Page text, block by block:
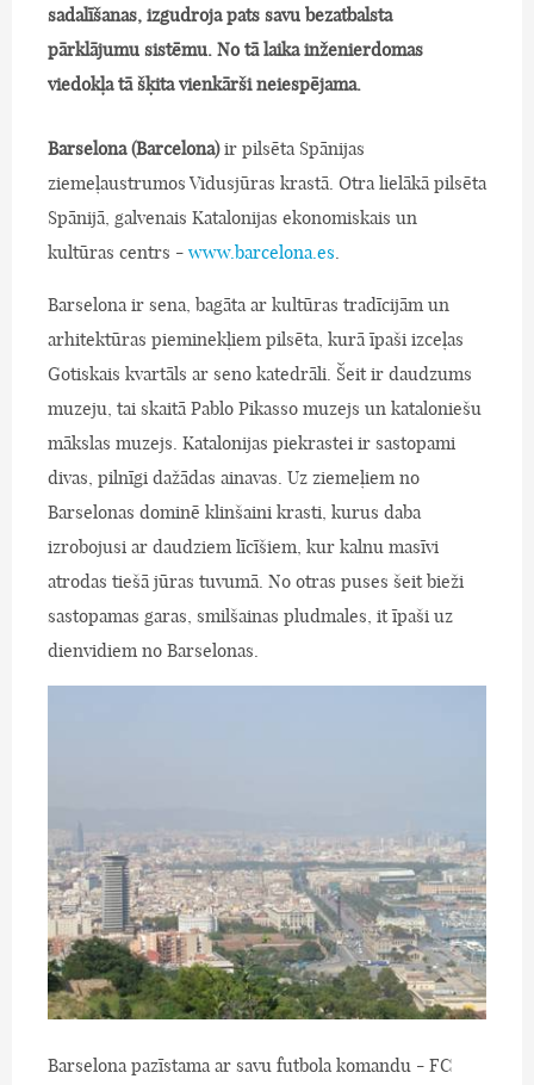
sadalīšanas, izgudroja pats savu bezatbalsta
pārklājumu sistēmu. No tā laika inženierdomas
viedokļa tā šķita vienkārši neiespējama.
Barselona (Barcelona)ir pilsēta Spānijas
ziemeļaustrumos Vidusjūras krastā. Otra lielākā pilsēta
Spānijā, galvenais Katalonijas ekonomiskais un
kultūras centrs - www.barcelona.es
Barselona ir sena, bagāta ar kultūras tradīcijām un
arhitektūras pieminekļiem pilsēta, kurā īpaši izceļas
Gotiskais kvartāls ar seno katedrāli. Šeit ir daudzums
muzeju, tai skaitā Pablo Pikasso muzejs un kataloniešu
mākslas muzejs. Katalonijas piekrastei ir sastopami
divas, pilnīgi dažādas ainavas. Uz ziemeļiem no
Barselonas dominē klinšaini krasti, kurus daba
izrobojusi ar daudziem līcīšiem, kur kalnu masīvi
atrodas tiešā jūras tuvumā. No otras puses šeit bieži
sastopamas garas, smilšainas pludmales, it īpaši uz
dienvidiem no Barselonas.
Barselona pazīstama ar savu futbola komandu - FC